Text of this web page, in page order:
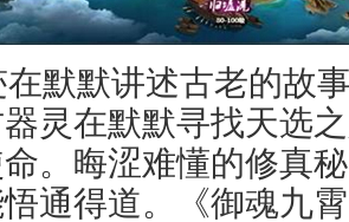
默默讲述古老的故
灵在默默寻找天选
。晦涩难懂的修真
通得道。《御魂九